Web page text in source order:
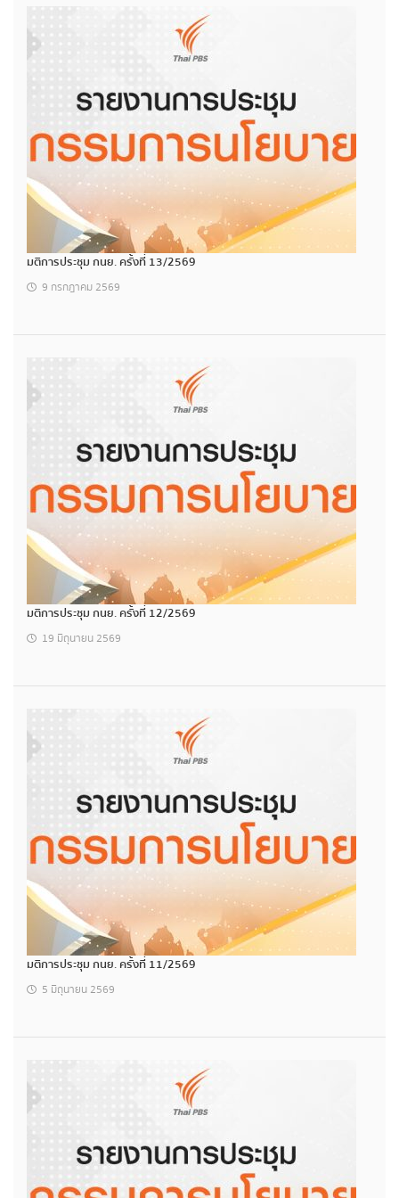
มติการประชุม กนย. ครั้งที่ 13/2569
9 กรกฎาคม 2569
มติการประชุม กนย. ครั้งที่ 12/2569
19 มิถุนายน 2569
มติการประชุม กนย. ครั้งที่ 11/2569
5 มิถุนายน 2569